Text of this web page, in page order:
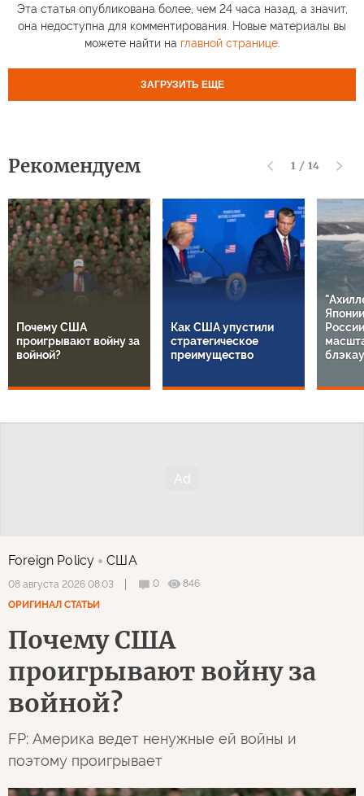
Эта статья опубликована более, чем 24 часа назад, а значит,
она недоступна для комментирования. Новые материалы вы
можете найти на главной странице.
ЗАГРУЗИТЬ ЕЩЕ
Рекомендуем 1 / 14
Почему США
проигрывают войну за
войной?
Как США упустили
стратегическое
преимущество
Foreign Policy США
08 августа 2026 08:03 0
846
ОРИГИНАЛ СТАТЬИ
Почему США
проигрывают войну за
войной?
FP: Америка ведет ненужные ей войны и
поэтому проигрывает